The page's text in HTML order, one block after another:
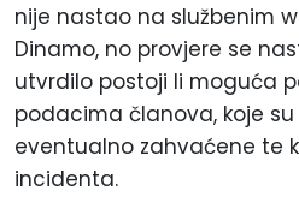
nije nastao na službenim
Dinamo, no provjere se
utvrdilo postoji li moguća
podacima članova, koje
eventualno zahvaćene te
incidenta.